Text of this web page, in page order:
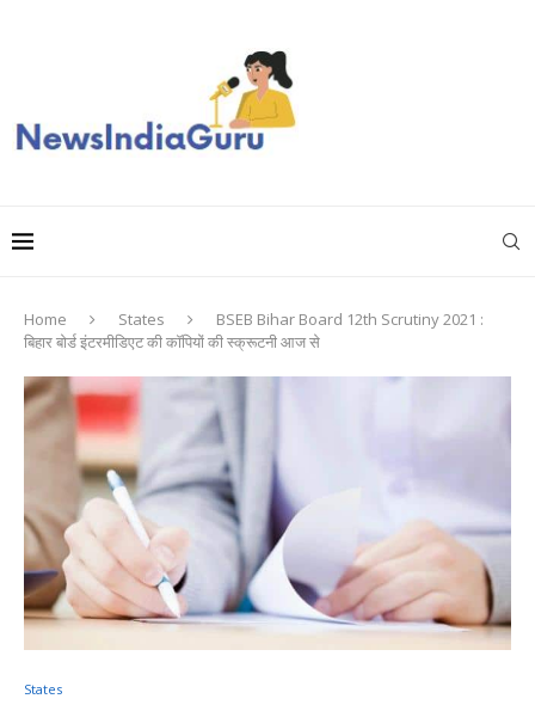
Home States
BSEB Bihar Board 12th Scrutiny 2021 :
बिहार बोर्ड इंटरमीडिएट की कॉपियों की स्क्रूटनी आज से
States